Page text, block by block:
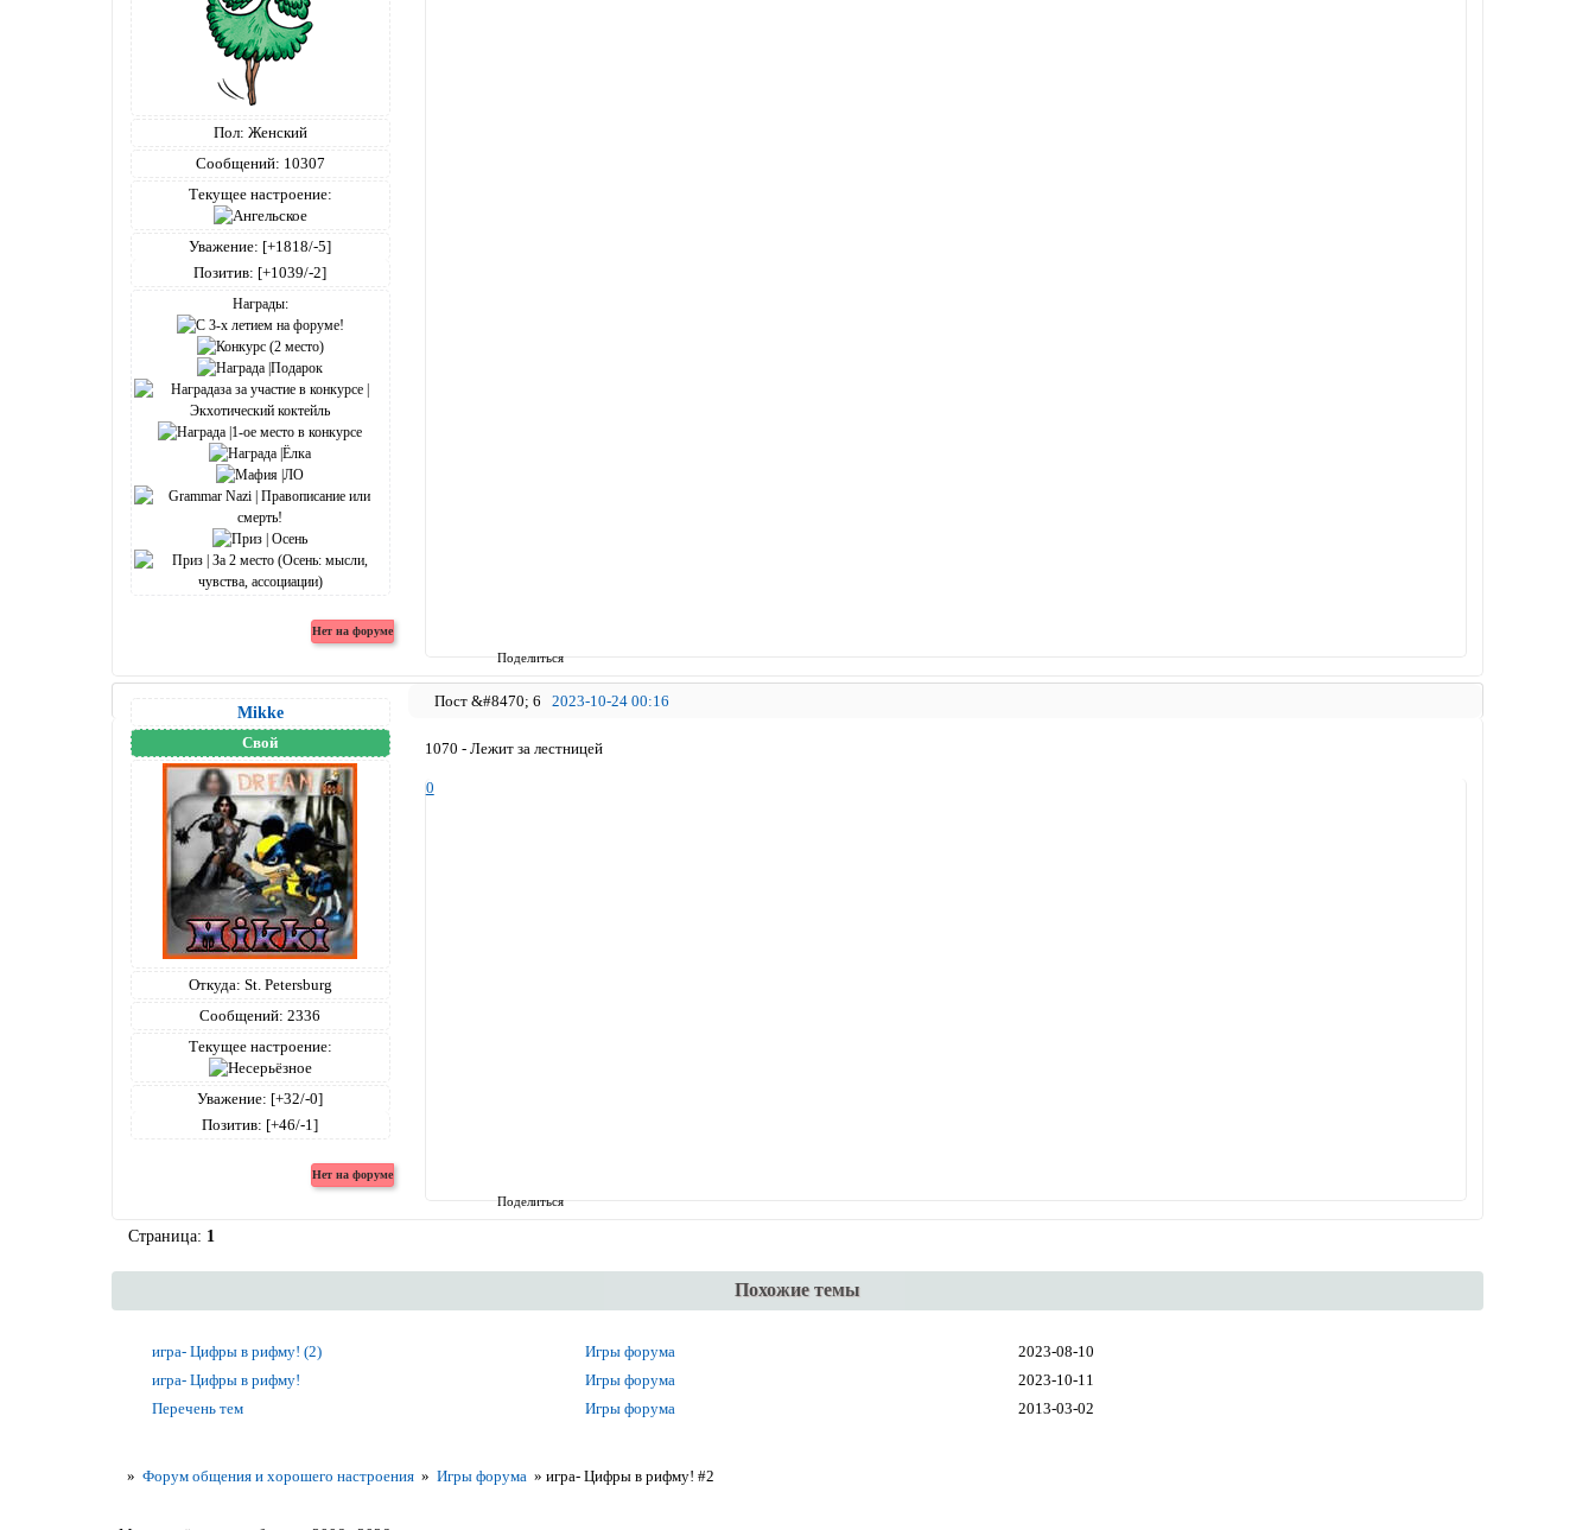
Поделиться
Пол: Женский
Сообщений: 10307
Текущее настроение:
Уважение: [+1818/-5]
Позитив: [+1039/-2]
Награды:
Поделиться
6 2023-10-24 00:16
Mikke
Свой
Откуда: St. Petersburg
Сообщений: 2336
Текущее настроение:
Уважение: [+32/-0]
Позитив: [+46/-1]
1070 - Лежит за лестницей
0
Страница: 1
Похожие темы
игра- Цифры в рифму! (2) Игры форума
2023-08-10
игра- Цифры в рифму!
Игры форума
2023-10-11
Перечень тем
Игры форума 2013-03-02
» Форум общения и хорошего настроения » Игры форума »игра- Цифры в рифму! #2